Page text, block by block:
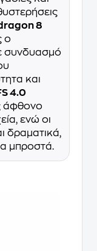
8
ο
συνδυασμό
και
4.0
άφθονο
ενώ οι
δραματικά,
μπροστά.